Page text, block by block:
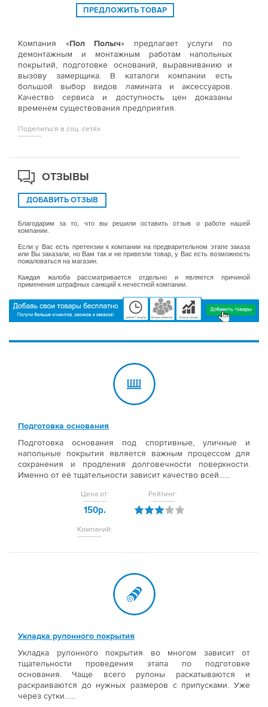
ПРЕДЛОЖИТЬ ТОВАР
Компания «Пол Полыч» предлагает услуги по
демонтажным и монтажным работам напольных
покрытий, подготовке оснований, выравниванию и
вызову замерщика. В каталоги компании есть
большой выбор видов ламината и аксессуаров.
Качество сервиса и доступность цен доказаны
временем существования предприятия.
Поделиться в соц. сетях
ОТЗЫВЫ
ДОБАВИТЬ ОТЗЫВ
Благодарим за то, что вы решили оставить отзыв о работе нашей
компании.
Если у Вас есть претензии к компании на предварительном этапе заказа
или Вы заказали, но Вам так и не привезли товар, у Вас есть возможность
пожаловаться на магазин.
Каждая жалоба рассматривается отдельно и является причиной
применения штрафных санкций к нечестной компании.
Подготовка основания
Подготовка основания под спортивные, уличные и
напольные покрытия является важным процессом для
сохранения и продления долговечности поверхности.
Именно от её тщательности зависит качество всей......
Цена от:
150р.
Компаний:
Рейтинг:
Укладка рулонного покрытия
Укладка рулонного покрытия во многом зависит от
тщательности проведения этапа по подготовке
основания. Чаще всего рулоны раскатываются и
раскраиваются до нужных размеров с припусками. Уже
через сутки......